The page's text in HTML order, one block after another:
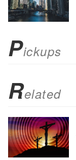
scrollbars=yes'
false;"> シェア
Pickups
Related